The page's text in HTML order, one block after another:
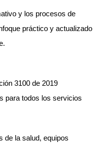
y los procesos de
práctico y actualizado
3100 de 2019
para todos los servicios
de la salud, equipos